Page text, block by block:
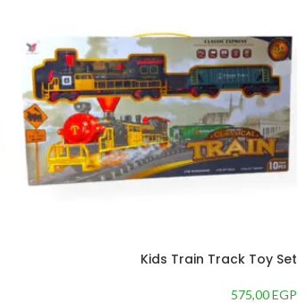
Kids Train Track Toy Set
575,00EGP